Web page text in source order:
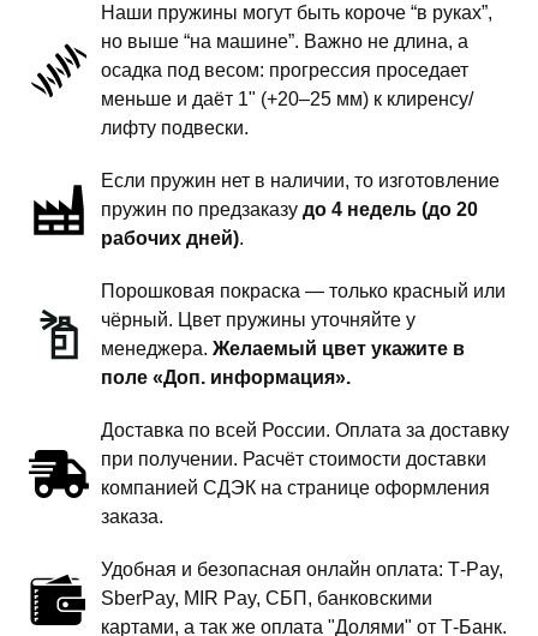
пружины
передней
подвески
дюйм
комфорт
Наши пружины могут быть короче “в руках”,
но выше “на машине”. Важно не длина, а
осадка под весом: прогрессия проседает
меньше и даёт 1" (+20–25 мм) к клиренсу/
лифту подвески.
Если пружин нет в наличии, то изготовление
пружин по предзаказу до 4 недель (до 20
рабочих дней).
Порошковая покраска — только красный или
чёрный. Цвет пружины уточняйте у
менеджера. Желаемый цвет укажите в
поле «Доп. информация».
Доставка по всей России. Оплата за доставку
при получении. Расчёт стоимости доставки
компанией СДЭК на странице оформления
заказа.
Удобная и безопасная онлайн оплата: T‑Pay,
SberPay, MIR Pay, СБП, банковскими
картами, а так же оплата "Долями" от Т-Банк.